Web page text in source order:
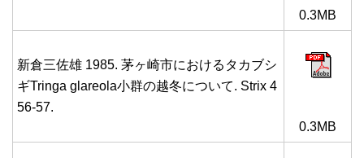
0.3MB
新倉三佐雄 1985. 茅ヶ崎市におけるタカブシ
ギTringa glareola小群の越冬について. Strix 4
56-57.
0.3MB